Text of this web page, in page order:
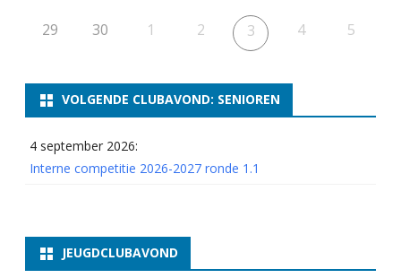
29 30 1 2 3 4 5
VOLGENDE CLUBAVOND: SENIOREN
4 september 2026:
Interne competitie 2026-2027 ronde 1.1
JEUGDCLUBAVOND